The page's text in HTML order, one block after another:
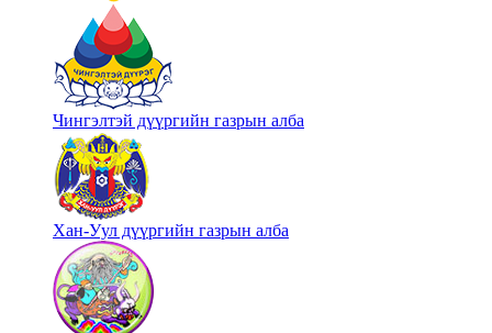
Чингэлтэй дүүргийн газрын алба
Хан-Уул дүүргийн газрын алба